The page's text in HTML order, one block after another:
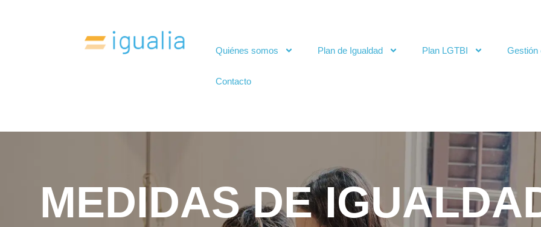
Quiénes somos Plan de Igualdad Plan LGTBI Gestión
Contacto
MEDIDAS DE